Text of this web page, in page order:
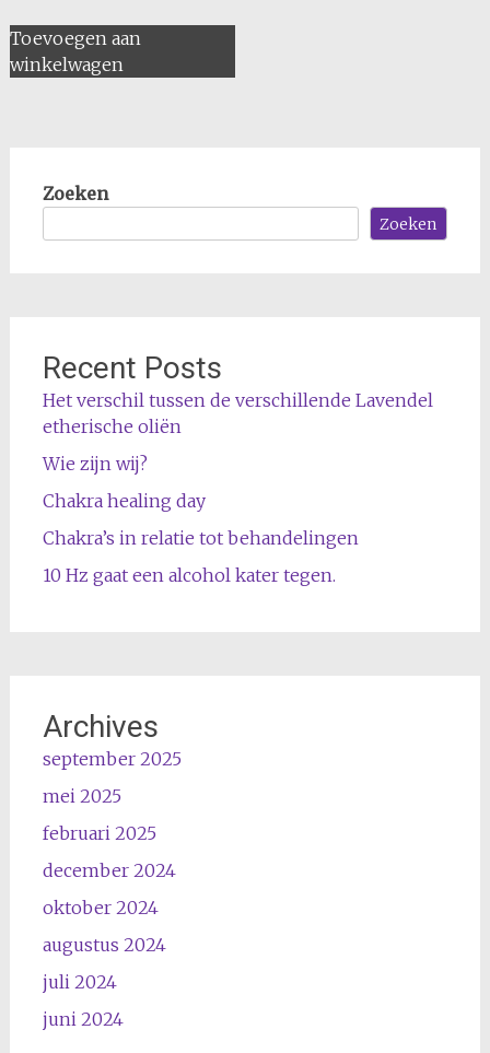
Toevoegen aan
winkelwagen
Zoeken
Zoeken
Recent Posts
Het verschil tussen de verschillende Lavendel
etherische oliën
Wie zijn wij?
Chakra healing day
Chakra’s in relatie tot behandelingen
10 Hz gaat een alcohol kater tegen.
Archives
september 2025
mei 2025
februari 2025
december 2024
oktober 2024
augustus 2024
juli 2024
juni 2024